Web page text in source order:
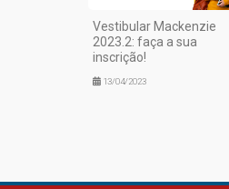
Vestibular Mackenzie
2023.2: faça a sua
inscrição!
13/04/2023